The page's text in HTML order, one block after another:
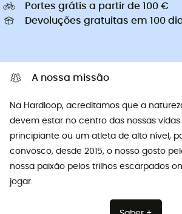
Portes grátis a partir de 100 €
Devoluções gratuitas em 100
A nossa missão
Na Hardloop, acreditamos que a
devem estar no centro das nossas
principiante ou um atleta de alto nível,
convosco, desde 2015, o nosso gosto
nossa paixão pelos trilhos escarpados
jogar.